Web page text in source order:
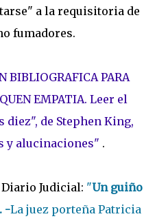
a la requisitoria de
fumadores.
BIBLIOGRAFICA PARA
EMPATIA. Leer el
diez", de Stephen King,
y alucinaciones" .
Judicial: "Un guiño
-La juez porteña Patricia